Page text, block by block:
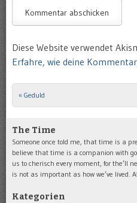
Diese Website verwendet
Erfahre, wie deine
Post navigation
« Geduld
The Time
Someone once told me, that time is a
believe that time is a companion with
us to cherisch every moment, for the’ll
is not as important as how we’ve lived.
Kategorien